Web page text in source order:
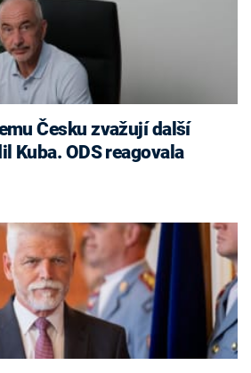
Kuba. ODS reagovala